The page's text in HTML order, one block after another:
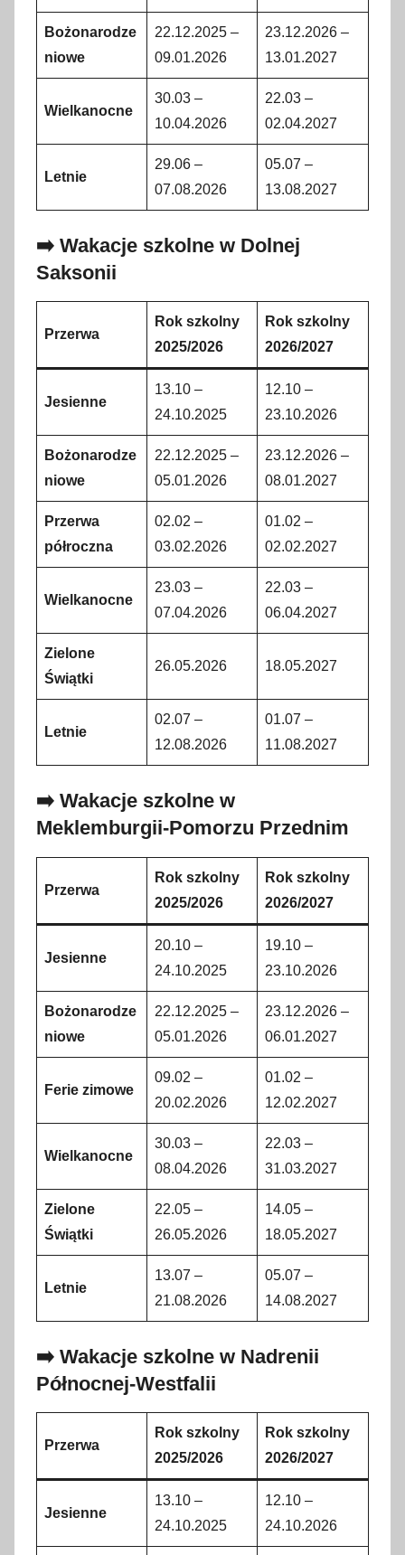
Bożonarodze
niowe
22.12.2025 –
09.01.2026
23.12.2026 –
13.01.2027
Wielkanocne
30.03 –
10.04.2026
22.03 –
02.04.2027
Letnie
29.06 –
07.08.2026
05.07 –
13.08.2027
➡️ Wakacje szkolne w Dolnej
Saksonii
Przerwa
Rok szkolny
2025/2026
Rok szkolny
2026/2027
Jesienne
13.10 –
24.10.2025
12.10 –
23.10.2026
Bożonarodze
niowe
22.12.2025 –
05.01.2026
23.12.2026 –
08.01.2027
Przerwa
półroczna
02.02 –
03.02.2026
01.02 –
02.02.2027
Wielkanocne
23.03 –
07.04.2026
22.03 –
06.04.2027
Zielone
Świątki
26.05.2026 18.05.2027
Letnie
02.07 –
12.08.2026
01.07 –
11.08.2027
➡️ Wakacje szkolne w
Meklemburgii-Pomorzu Przednim
Przerwa
Rok szkolny
2025/2026
Rok szkolny
2026/2027
Jesienne
20.10 –
24.10.2025
19.10 –
23.10.2026
Bożonarodze
niowe
22.12.2025 –
05.01.2026
23.12.2026 –
06.01.2027
Ferie zimowe
09.02 –
20.02.2026
01.02 –
12.02.2027
Wielkanocne
30.03 –
08.04.2026
22.03 –
31.03.2027
Zielone
Świątki
22.05 –
26.05.2026
14.05 –
18.05.2027
Letnie
13.07 –
21.08.2026
05.07 –
14.08.2027
➡️ Wakacje szkolne w Nadrenii
Północnej-Westfalii
Przerwa
Rok szkolny
2025/2026
Rok szkolny
2026/2027
Jesienne
13.10 –
24.10.2025
12.10 –
24.10.2026